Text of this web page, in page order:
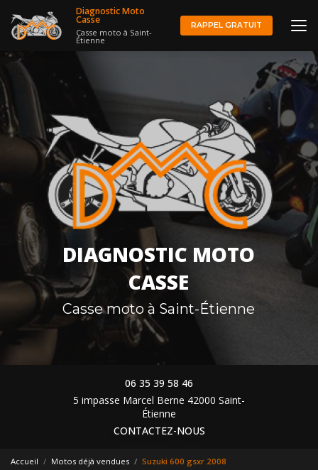
au
contenu
Diagnostic Moto
Casse
Casse moto à Saint-
Étienne
RAPPEL GRATUIT
DIAGNOSTIC MOTO
CASSE
Casse moto à Saint-Étienne
06 35 39 58 46
5 impasse Marcel Berne 42000 Saint-
Étienne
CONTACTEZ-NOUS
Accueil Motos déjà vendues Suzuki 600 gsxr 2008